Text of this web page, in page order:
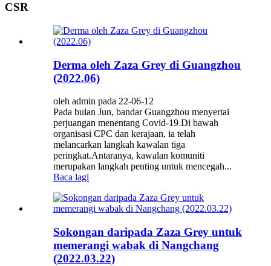
CSR
Derma oleh Zaza Grey di Guangzhou
(2022.06)
oleh admin pada 22-06-12
Pada bulan Jun, bandar Guangzhou menyertai
perjuangan menentang Covid-19.Di bawah
organisasi CPC dan kerajaan, ia telah
melancarkan langkah kawalan tiga
peringkat.Antaranya, kawalan komuniti
merupakan langkah penting untuk mencegah...
Baca lagi
Sokongan daripada Zaza Grey untuk
memerangi wabak di Nangchang
(2022.03.22)